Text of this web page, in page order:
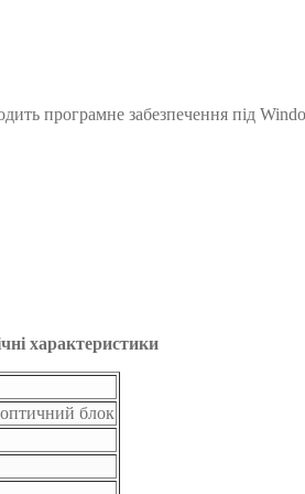
програмне забезпечення під
характеристики
блок